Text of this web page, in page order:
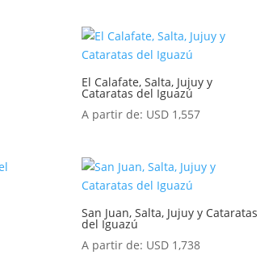
El Calafate, Salta, Jujuy y
Cataratas del Iguazú
A partir de: USD 1,557
San Juan, Salta, Jujuy y Cataratas
del Iguazú
A partir de: USD 1,738